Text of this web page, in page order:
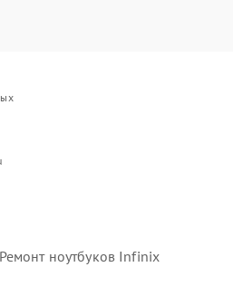
Ремонт ноутбуков Infinix